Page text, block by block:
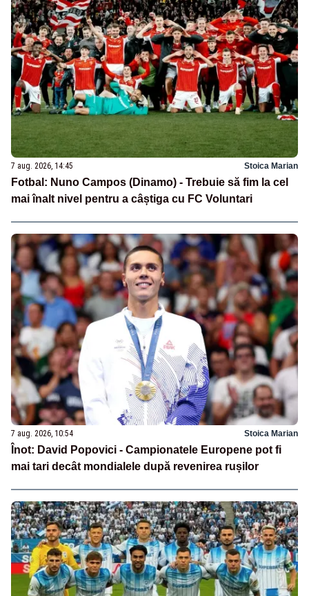
7 aug. 2026, 14:45 Stoica Marian
Fotbal: Nuno Campos (Dinamo) - Trebuie să fim la cel
mai înalt nivel pentru a câștiga cu FC Voluntari
7 aug. 2026, 10:54 Stoica Marian
Înot: David Popovici - Campionatele Europene pot fi
mai tari decât mondialele după revenirea rușilor